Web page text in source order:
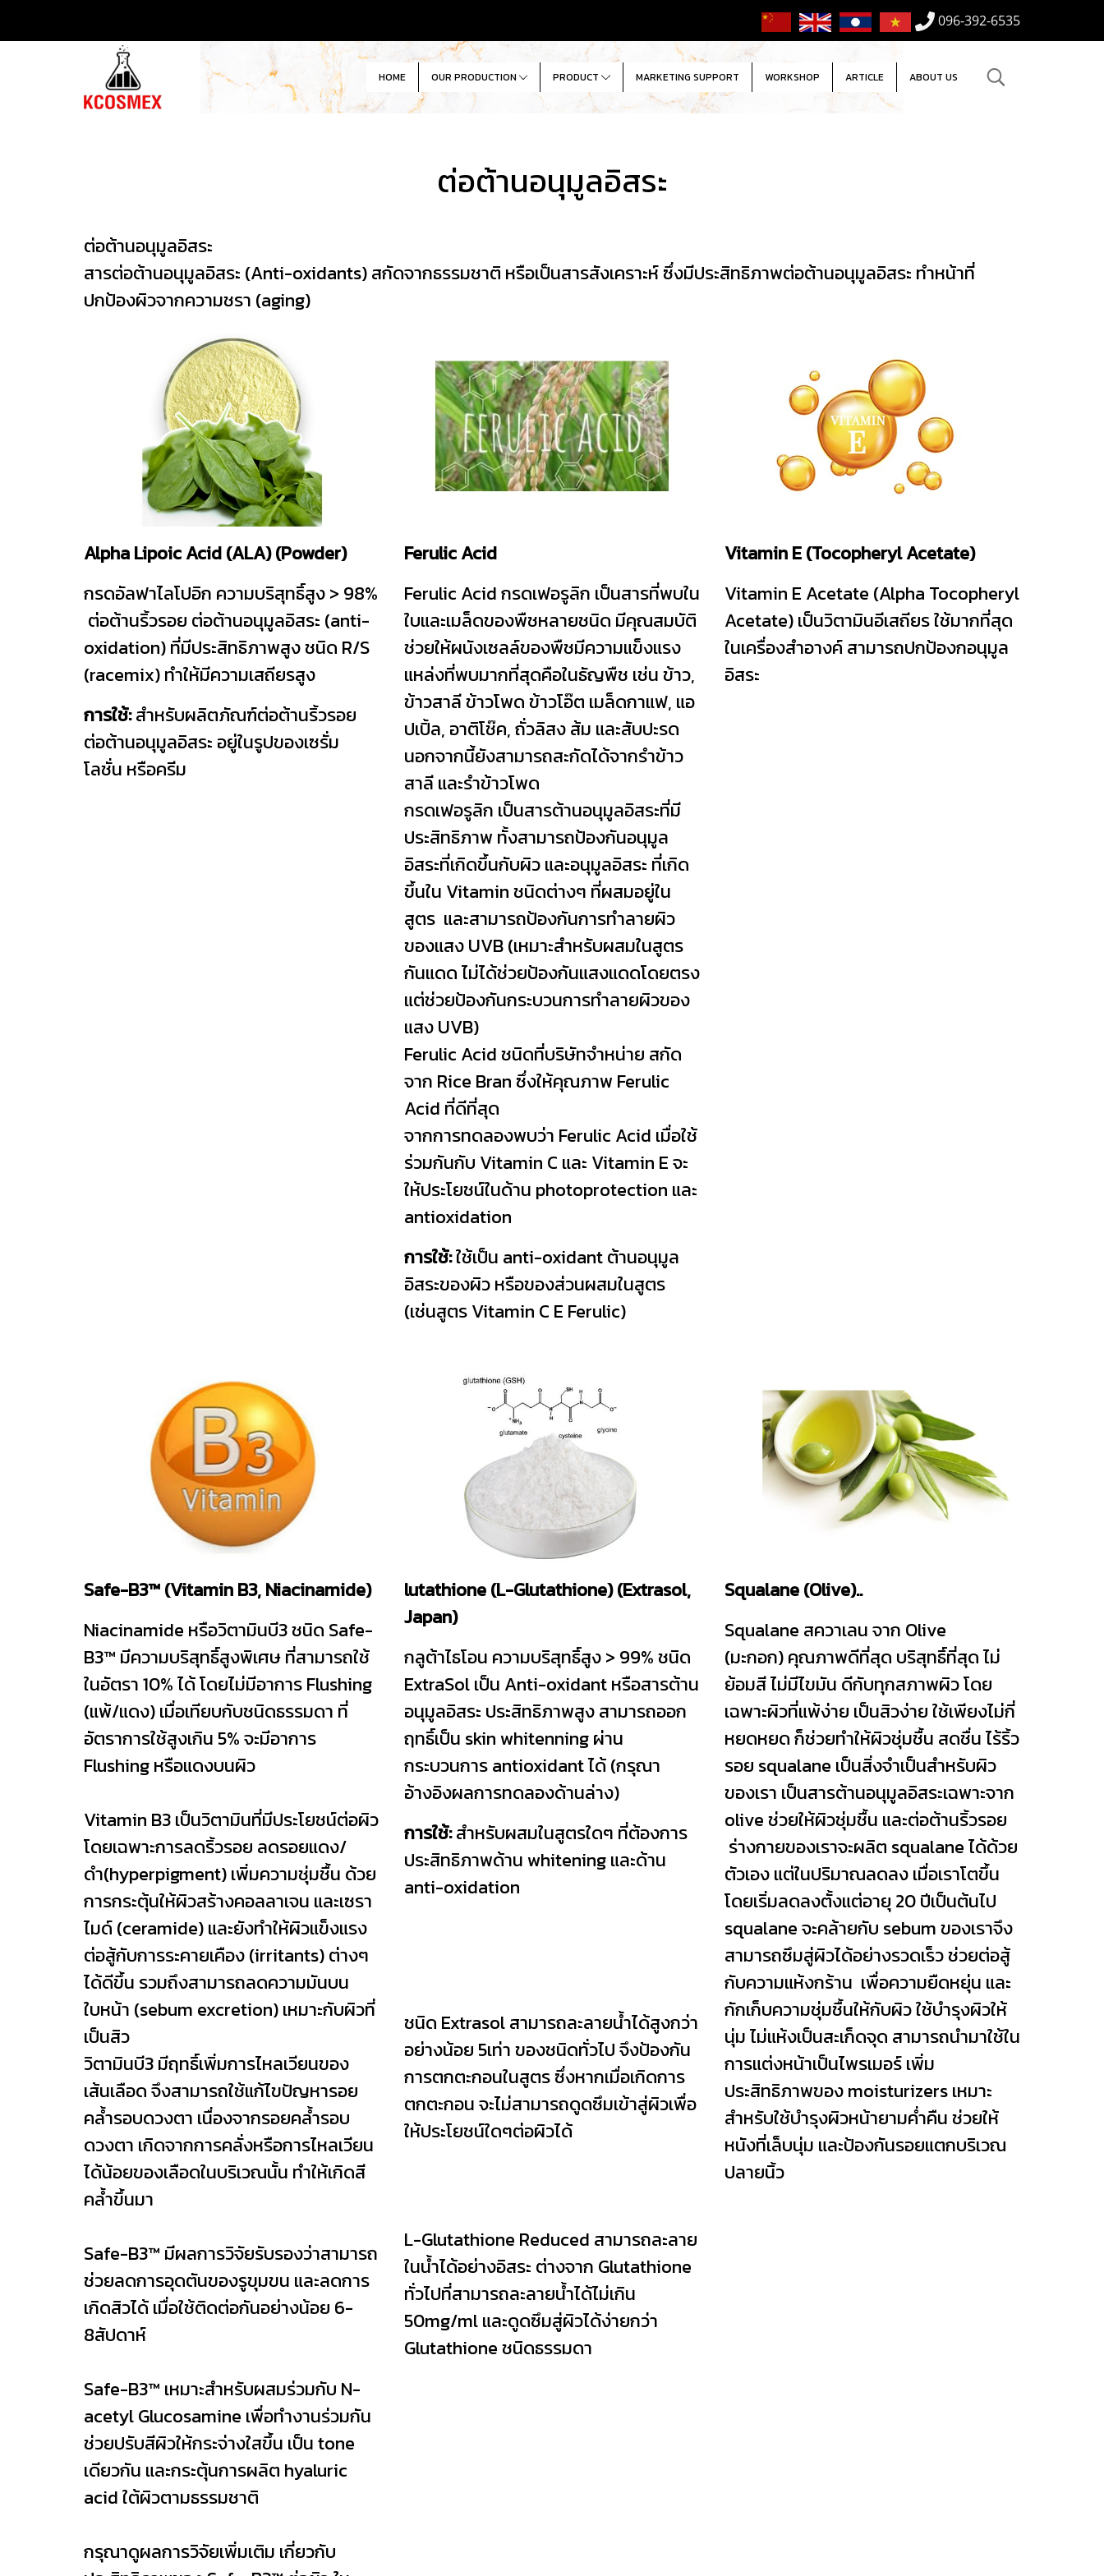
096-392-6535
HOME OUR PRODUCTION PRODUCT MARKETING SUPPORT WORKSHOP ARTICLE ABOUT US
ต่อต้านอนุมูลอิสระ
ต่อต้านอนุมูลอิสระ
สารต่อต้านอนุมูลอิสระ (Anti-oxidants) สกัดจากธรรมชาติ หรือเป็นสารสังเคราะห์ ซึ่งมีประสิทธิภาพต่อต้านอนุมูลอิสระ ทำหน้าที่
ปกป้องผิวจากความชรา (aging)
Alpha Lipoic Acid (ALA) (Powder)
กรดอัลฟาไลโปอิก ความบริสุทธิ์สูง > 98%
ต่อต้านริ้วรอย ต่อต้านอนุมูลอิสระ (anti-
oxidation) ที่มีประสิทธิภาพสูง ชนิด R/S
(racemix) ทำให้มีความเสถียรสูง
การใช้:สำหรับผลิตภัณฑ์ต่อต้านริ้วรอย
ต่อต้านอนุมูลอิสระ อยู่ในรูปของเซรั่ม
โลชั่น หรือครีม
Ferulic Acid
Ferulic Acid กรดเฟอรูลิก เป็นสารที่พบใน
ใบและเมล็ดของพืชหลายชนิด มีคุณสมบัติ
ช่วยให้ผนังเซลล์ของพืชมีความแข็งแรง
แหล่งที่พบมากที่สุดคือในธัญพืช เช่น ข้าว,
ข้าวสาลี ข้าวโพด ข้าวโอ๊ต เมล็ดกาแฟ, แอ
ปเปิ้ล, อาติโช๊ค, ถั่วลิสง ส้ม และสับปะรด
นอกจากนี้ยังสามารถสะกัดได้จากรำข้าว
สาลี และรำข้าวโพด
กรดเฟอรูลิก เป็นสารต้านอนุมูลอิสระที่มี
ประสิทธิภาพ ทั้งสามารถป้องกันอนุมูล
อิสระที่เกิดขึ้นกับผิว และอนุมูลอิสระ ที่เกิด
ขึ้นใน Vitamin ชนิดต่างๆ ที่ผสมอยู่ใน
สูตร และสามารถป้องกันการทำลายผิว
ของแสง UVB (เหมาะสำหรับผสมในสูตร
กันแดด ไม่ได้ช่วยป้องกันแสงแดดโดยตรง
แต่ช่วยป้องกันกระบวนการทำลายผิวของ
แสง UVB)
Ferulic Acid ชนิดที่บริษัทจำหน่าย สกัด
จาก Rice Bran ซึ่งให้คุณภาพ Ferulic
Acid ที่ดีที่สุด
จากการทดลองพบว่า Ferulic Acid เมื่อใช้
ร่วมกันกับ Vitamin C และ Vitamin E จะ
ให้ประโยชน์ในด้าน photoprotection และ
antioxidation
การใช้:ใช้เป็น anti-oxidant ต้านอนุมูล
อิสระของผิว หรือของส่วนผสมในสูตร
(เช่นสูตร Vitamin C E Ferulic)
Vitamin E (Tocopheryl Acetate)
Vitamin E Acetate (Alpha Tocopheryl
Acetate) เป็นวิตามินอีเสถียร ใช้มากที่สุด
ในเครื่องสำอางค์ สามารถปกป้องกอนุมูล
อิสระ
Safe-B3™ (Vitamin B3, Niacinamide)
Niacinamide หรือวิตามินบี3 ชนิด Safe-
B3™ มีความบริสุทธิ์สูงพิเศษ ที่สามารถใช้
ในอัตรา 10% ได้ โดยไม่มีอาการ Flushing
(แพ้/แดง) เมื่อเทียบกับชนิดธรรมดา ที่
อัตราการใช้สูงเกิน 5% จะมีอาการ
Flushing หรือแดงบนผิว
Vitamin B3 เป็นวิตามินที่มีประโยชน์ต่อผิว
โดยเฉพาะการลดริ้วรอย ลดรอยแดง/
ดำ(hyperpigment) เพิ่มความชุ่มชื้น ด้วย
การกระตุ้นให้ผิวสร้างคอลลาเจน และเซรา
ไมด์ (ceramide) และยังทำให้ผิวแข็งแรง
ต่อสู้กับการระคายเคือง (irritants) ต่างๆ
ได้ดีขึ้น รวมถึงสามารถลดความมันบน
ใบหน้า (sebum excretion) เหมาะกับผิวที่
เป็นสิว
วิตามินบี3 มีฤทธิ์เพิ่มการไหลเวียนของ
เส้นเลือด จึงสามารถใช้แก้ไขปัญหารอย
คล้ำรอบดวงตา เนื่องจากรอยคล้ำรอบ
ดวงตา เกิดจากการคลั่งหรือการไหลเวียน
ได้น้อยของเลือดในบริเวณนั้น ทำให้เกิดสี
คล้ำขึ้นมา
Safe-B3™ มีผลการวิจัยรับรองว่าสามารถ
ช่วยลดการอุดตันของรูขุมขน และลดการ
เกิดสิวได้ เมื่อใช้ติดต่อกันอย่างน้อย 6-
8สัปดาห์
Safe-B3™ เหมาะสำหรับผสมร่วมกับ N-
acetyl Glucosamine เพื่อทำงานร่วมกัน
ช่วยปรับสีผิวให้กระจ่างใสขึ้น เป็น tone
เดียวกัน และกระตุ้นการผลิต hyaluric
acid ใต้ผิวตามธรรมชาติ
กรุณาดูผลการวิจัยเพิ่มเติม เกี่ยวกับ
lutathione (L-Glutathione) (Extrasol,
Japan)
กลูต้าไธโอน ความบริสุทธิ์สูง > 99% ชนิด
ExtraSol เป็น Anti-oxidant หรือสารต้าน
อนุมูลอิสระ ประสิทธิภาพสูง สามารถออก
ฤทธิ์เป็น skin whitenning ผ่าน
กระบวนการ antioxidant ได้ (กรุณา
อ้างอิงผลการทดลองด้านล่าง)
การใช้:สำหรับผสมในสูตรใดๆ ที่ต้องการ
ประสิทธิภาพด้าน whitening และด้าน
anti-oxidation
ชนิด Extrasol สามารถละลายน้ำได้สูงกว่า
อย่างน้อย 5เท่า ของชนิดทั่วไป จึงป้องกัน
การตกตะกอนในสูตร ซึ่งหากเมื่อเกิดการ
ตกตะกอน จะไม่สามารถดูดซึมเข้าสู่ผิวเพื่อ
ให้ประโยชน์ใดๆต่อผิวได้
L-Glutathione Reduced สามารถละลาย
ในน้ำได้อย่างอิสระ ต่างจาก Glutathione
ทั่วไปที่สามารถละลายน้ำได้ไม่เกิน
50mg/ml และดูดซึมสู่ผิวได้ง่ายกว่า
Glutathione ชนิดธรรมดา
Squalane (Olive)..
Squalane สควาเลน จาก Olive
(มะกอก) คุณภาพดีที่สุด บริสุทธิ์ที่สุด ไม่
ย้อมสี ไม่มีไขมัน ดีกับทุกสภาพผิว โดย
เฉพาะผิวที่แพ้ง่าย เป็นสิวง่าย ใช้เพียงไม่กี่
หยดหยด ก็ช่วยทำให้ผิวชุ่มชื้น สดชื่น ไร้ริ้ว
รอย squalane เป็นสิ่งจำเป็นสำหรับผิว
ของเรา เป็นสารต้านอนุมูลอิสระเฉพาะจาก
olive ช่วยให้ผิวชุ่มชื้น และต่อต้านริ้วรอย
ร่างกายของเราจะผลิต squalane ได้ด้วย
ตัวเอง แต่ในปริมาณลดลง เมื่อเราโตขึ้น
โดยเริ่มลดลงตั้งแต่อายุ 20 ปีเป็นต้นไป
squalane จะคล้ายกับ sebum ของเราจึง
สามารถซึมสู่ผิวได้อย่างรวดเร็ว ช่วยต่อสู้
กับความแห้งกร้าน เพื่อความยืดหยุ่น และ
กักเก็บความชุ่มชื้นให้กับผิว ใช้บำรุงผิวให้
นุ่ม ไม่แห้งเป็นสะเก็ดจุด สามารถนำมาใช้ใน
การแต่งหน้าเป็นไพรเมอร์ เพิ่ม
ประสิทธิภาพของ moisturizers เหมาะ
สำหรับใช้บำรุงผิวหน้ายามค่ำคืน ช่วยให้
หนังที่เล็บนุ่ม และป้องกันรอยแตกบริเวณ
ปลายนิ้ว